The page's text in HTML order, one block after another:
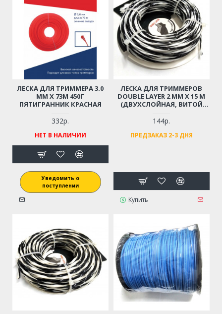
ЛЕСКА ДЛЯ ТРИММЕРА 3.0
ММ X 73М 450Г
ПЯТИГРАННИК КРАСНАЯ
332р.
НЕТ В НАЛИЧИИ
Уведомить о
поступлении
ЛЕСКА ДЛЯ ТРИММЕРОВ
DOUBLE LAYER 2 ММ X 15 М
(ДВУХСЛОЙНАЯ, ВИТОЙ
144р.
ПРЕДЗАКАЗ 2-3 ДНЯ
Купить